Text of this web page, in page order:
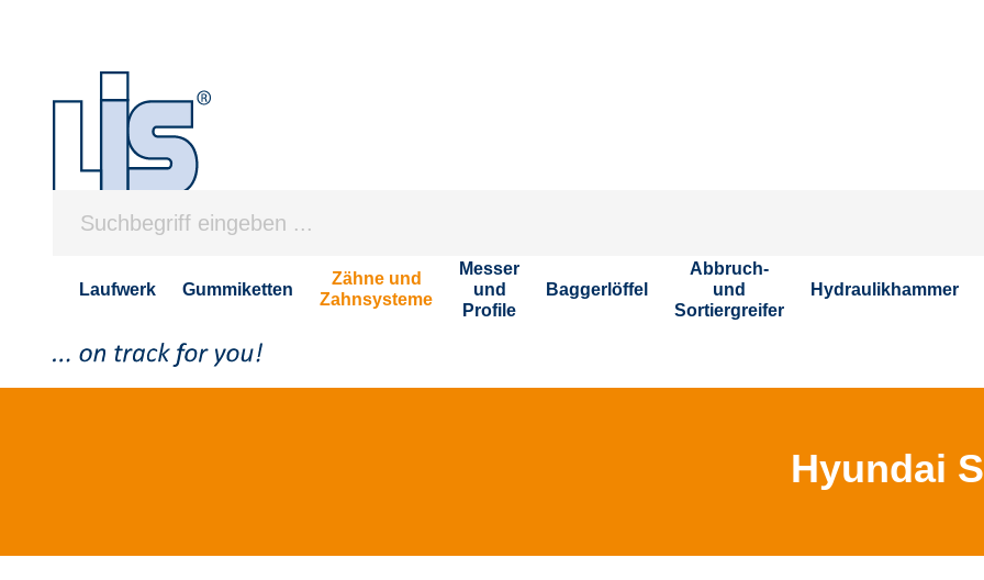
Stellen
Laufwerk Gummiketten
Zähne und
Zahnsysteme
Messer
und
Profile
Baggerlöffel
Abbruch-
und
Sortiergreifer
Hydraulikhammer
Hyundai